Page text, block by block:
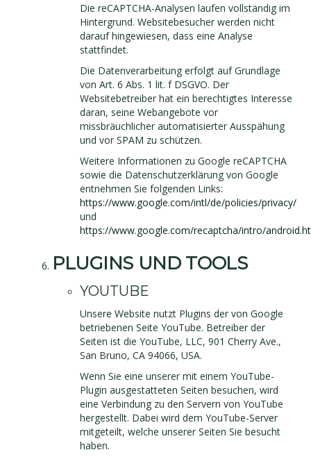
Die reCAPTCHA-Analysen laufen vollständig im
Hintergrund. Websitebesucher werden nicht
darauf hingewiesen, dass eine Analyse
stattfindet.
Die Datenverarbeitung erfolgt auf Grundlage
von Art. 6 Abs. 1 lit. f DSGVO. Der
Websitebetreiber hat ein berechtigtes Interesse
daran, seine Webangebote vor
missbräuchlicher automatisierter Ausspähung
und vor SPAM zu schützen.
Weitere Informationen zu Google reCAPTCHA
sowie die Datenschutzerklärung von Google
entnehmen Sie folgenden Links:
https://www.google.com/intl/de/policies/privacy/
und
https://www.google.com/recaptcha/intro/
PLUGINS UND TOOLS
YOUTUBE
Unsere Website nutzt Plugins der von Google
betriebenen Seite YouTube. Betreiber der
Seiten ist die YouTube, LLC, 901 Cherry Ave.,
San Bruno, CA 94066, USA.
Wenn Sie eine unserer mit einem YouTube-
Plugin ausgestatteten Seiten besuchen, wird
eine Verbindung zu den Servern von YouTube
hergestellt. Dabei wird dem YouTube-Server
mitgeteilt, welche unserer Seiten Sie besucht
haben.